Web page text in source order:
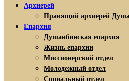
Архиерей
Правящий архиерей
Епархия
Душанбинская епархия
Жизнь епархии
Миссионерский отдел
Молодежный отдел
Социальный отдел